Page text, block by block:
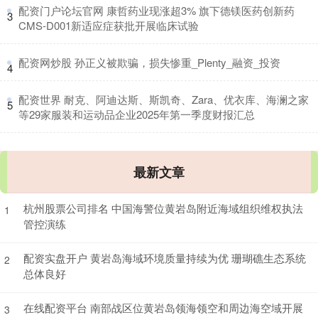
3 ​配资门户论坛官网 康哲药业现涨超3% 旗下德镁医药创新药
CMS-D001新适应症获批开展临床试验
4 ​配资网炒股 孙正义被欺骗，损失惨重_Plenty_融资_投资
5 ​配资世界 耐克、阿迪达斯、斯凯奇、Zara、优衣库、海澜之家
等29家服装和运动品企业2025年第一季度财报汇总
最新文章
1
杭州股票公司排名 中国海警位黄岩岛附近海域组织维权执法
管控演练
2
配资实盘开户 黄岩岛海域环境质量持续为优 珊瑚礁生态系统
总体良好
3 在线配资平台 南部战区位黄岩岛领海领空和周边海空域开展